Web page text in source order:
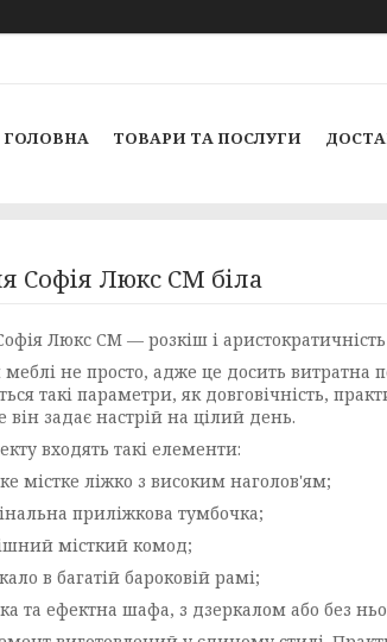
ГОЛОВНА ТОВАРИ ТА ПОСЛУГИ
Софія Люкс СМ біла
Люкс СМ — розкіш і
не просто, адже це досить витратна
такі параметри, як довговічність,
він задає настрій на цілий день.
входять такі елементи:
ліжко з високим наголов'ям;
приліжкова тумбочка;
місткий комод;
в багатій бароковій рамі;
ефектна шафа, з дзеркалом або без